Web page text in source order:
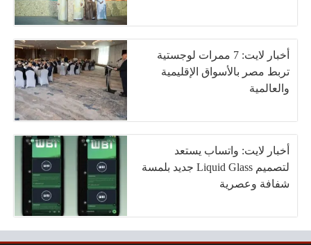
أخبار لايت: 7 ممرات لوجستية
تربط مصر بالأسواق الإقليمية
والعالمية
أخبار لايت: واتساب يستعد
لتصميم Liquid Glass جديد بلمسة
شفافة وعصرية